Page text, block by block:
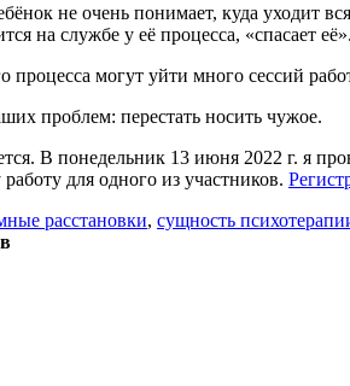
не очень понимает, куда уходит
на службе у её процесса, «спасает её».
могут уйти много сессий
проблем: перестать носить чужое.
В понедельник 13 июня 2022 г. я
для одного из участников.
расстановки, сущность